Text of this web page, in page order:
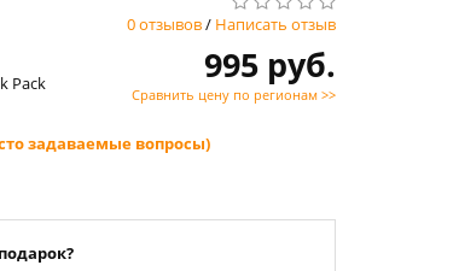
0 отзывов/ Написать отзыв
Pack
995 руб.
Сравнить цену по регионам >>
задаваемые вопросы)